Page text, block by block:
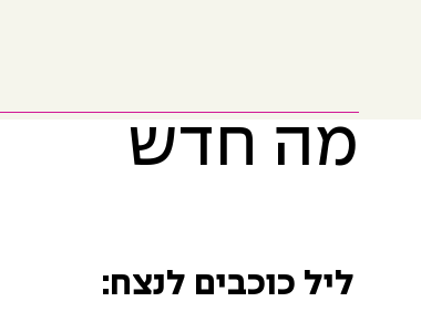
מה חדש
ליל כוכבים לנצח: